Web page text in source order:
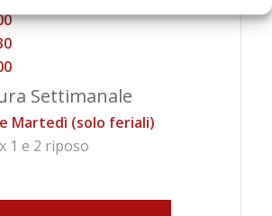
Settimanale
Martedì (solo feriali)
1 e 2 riposo